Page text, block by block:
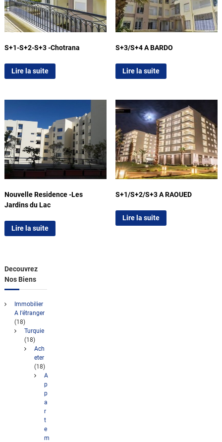
S+1-S+2-S+3 -Chotrana
Lire la suite
S+3/S+4 A BARDO
Lire la suite
Nouvelle Residence -Les
Jardins du Lac
Lire la suite
S+1/S+2/S+3 A RAOUED
Lire la suite
Decouvrez
Nos Biens
Immobilier
A l’étranger
(18)
Turquie
(18)
Ach
eter
(18)
A
p
p
a
r
t
e
m